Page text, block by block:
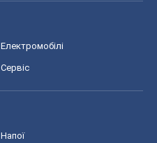
Електромобілі
Сервіс
Напої